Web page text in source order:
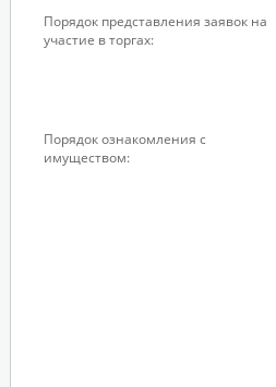
Порядок представления заявок на
участие в торгах:
Порядок ознакомления с
имуществом: